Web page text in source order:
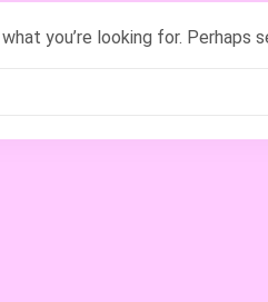
you’re looking for. Perhaps